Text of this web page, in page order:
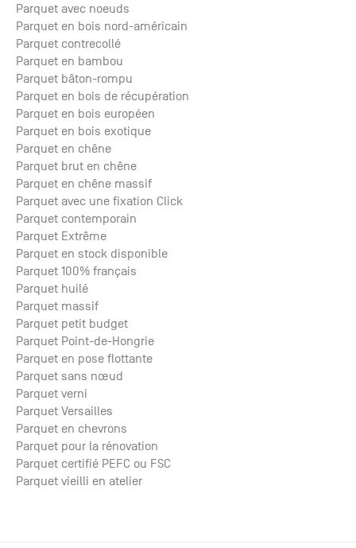
Parquet avec noeuds
Parquet en bois nord-américain
Parquet contrecollé
Parquet en bambou
Parquet bâton-rompu
Parquet en bois de récupération
Parquet en bois européen
Parquet en bois exotique
Parquet en chêne
Parquet brut en chêne
Parquet en chêne massif
Parquet avec une fixation Click
Parquet contemporain
Parquet Extrême
Parquet en stock disponible
Parquet 100% français
Parquet huilé
Parquet massif
Parquet petit budget
Parquet Point-de-Hongrie
Parquet en pose flottante
Parquet sans nœud
Parquet verni
Parquet Versailles
Parquet en chevrons
Parquet pour la rénovation
Parquet certifié PEFC ou FSC
Parquet vieilli en atelier